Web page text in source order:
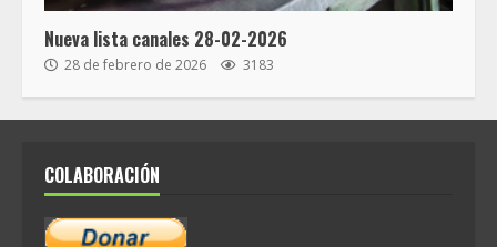
Nueva lista canales 28-02-2026
28 de febrero de 2026 3183
COLABORACIÓN